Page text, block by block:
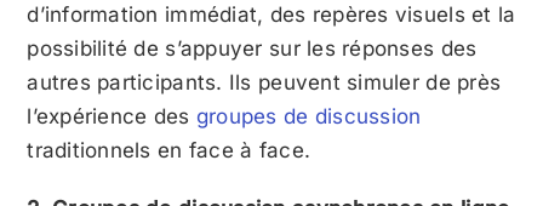
d’information immédiat, des repères visuels et la
possibilité de s’appuyer sur les réponses des
autres participants. Ils peuvent simuler de près
l’expérience des groupes de discussion
traditionnels en face à face.